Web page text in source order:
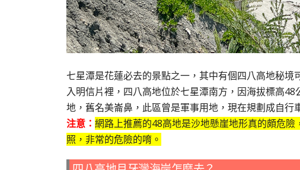
七星潭是花蓮必去的景點之一，其中有個四八高地秘
入明信片裡，四八高地位於七星潭南方，因海拔標高
地，舊名美崙鼻，此區曾是軍事用地，現在規劃成自行
注意： 網路上推薦的48高地是沙地懸崖地形真的頗危
照，非常的危險的唷。